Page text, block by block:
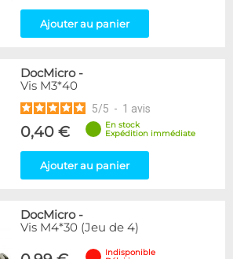
Ajouter au panier
DocMicro-
Vis M3*40
5/5 - 1 avis
0,40 €
En stock
Expédition immédiate
Ajouter au panier
DocMicro-
Vis M4*30 (Jeu de 4)
Indisponible